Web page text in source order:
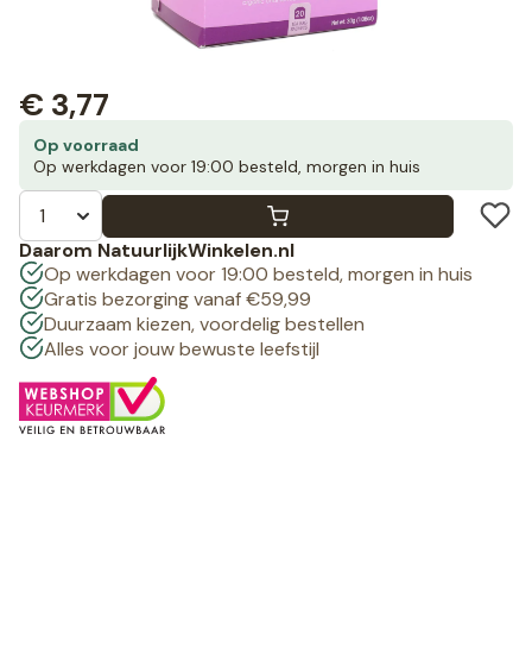
Op voorraad
Op werkdagen voor 19:00 besteld, morgen in huis
€ 3,77
Daarom NatuurlijkWinkelen.nl
Op werkdagen voor 19:00 besteld, morgen in huis
Gratis bezorging vanaf €59,99
Duurzaam kiezen, voordelig bestellen
Alles voor jouw bewuste leefstijl